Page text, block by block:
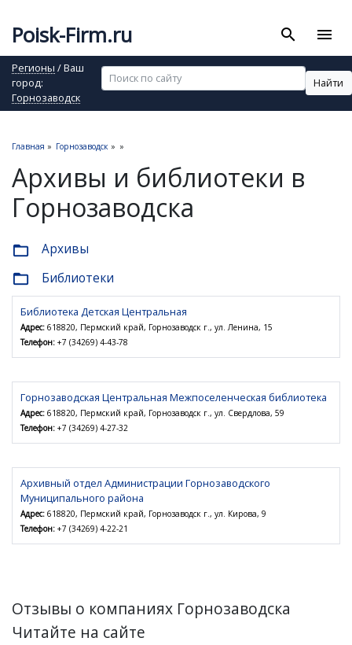
Poisk-Firm.ru search menu
Регионы / Ваш
город:
Горнозаводск
Найти
Главная » Горнозаводск » »
Архивы и библиотеки в
Горнозаводска
folder_open Архивы
folder_open Библиотеки
Библиотека Детская Центральная
Адрес: 618820, Пермский край, Горнозаводск г., ул. Ленина, 15
Телефон: +7 (34269) 4-43-78
Горнозаводская Центральная Межпоселенческая библиотека
Адрес: 618820, Пермский край, Горнозаводск г., ул. Свердлова, 59
Телефон: +7 (34269) 4-27-32
Архивный отдел Администрации Горнозаводского
Муниципального района
Адрес: 618820, Пермский край, Горнозаводск г., ул. Кирова, 9
Телефон: +7 (34269) 4-22-21
Отзывы о компаниях Горнозаводска
Читайте на сайте